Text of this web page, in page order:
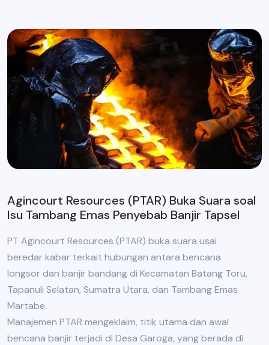
Agincourt Resources (PTAR) Buka Suara soal
Isu Tambang Emas Penyebab Banjir Tapsel
PT Agincourt Resources (PTAR) buka suara usai
beredar kabar terkait hubungan antara bencana
longsor dan banjir bandang di Kecamatan Batang Toru,
Tapanuli Selatan, Sumatra Utara, dan Tambang Emas
Martabe.
Manajemen PTAR mengeklaim, titik utama dan awal
bencana banjir terjadi di Desa Garoga, yang berada di